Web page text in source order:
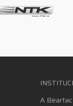
A Beartac